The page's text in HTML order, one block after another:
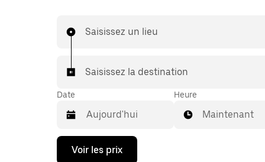
Saisissez un lieu
Saisissez la destination
Date
Appuyez
Heure
Maintenant
Voir les prix